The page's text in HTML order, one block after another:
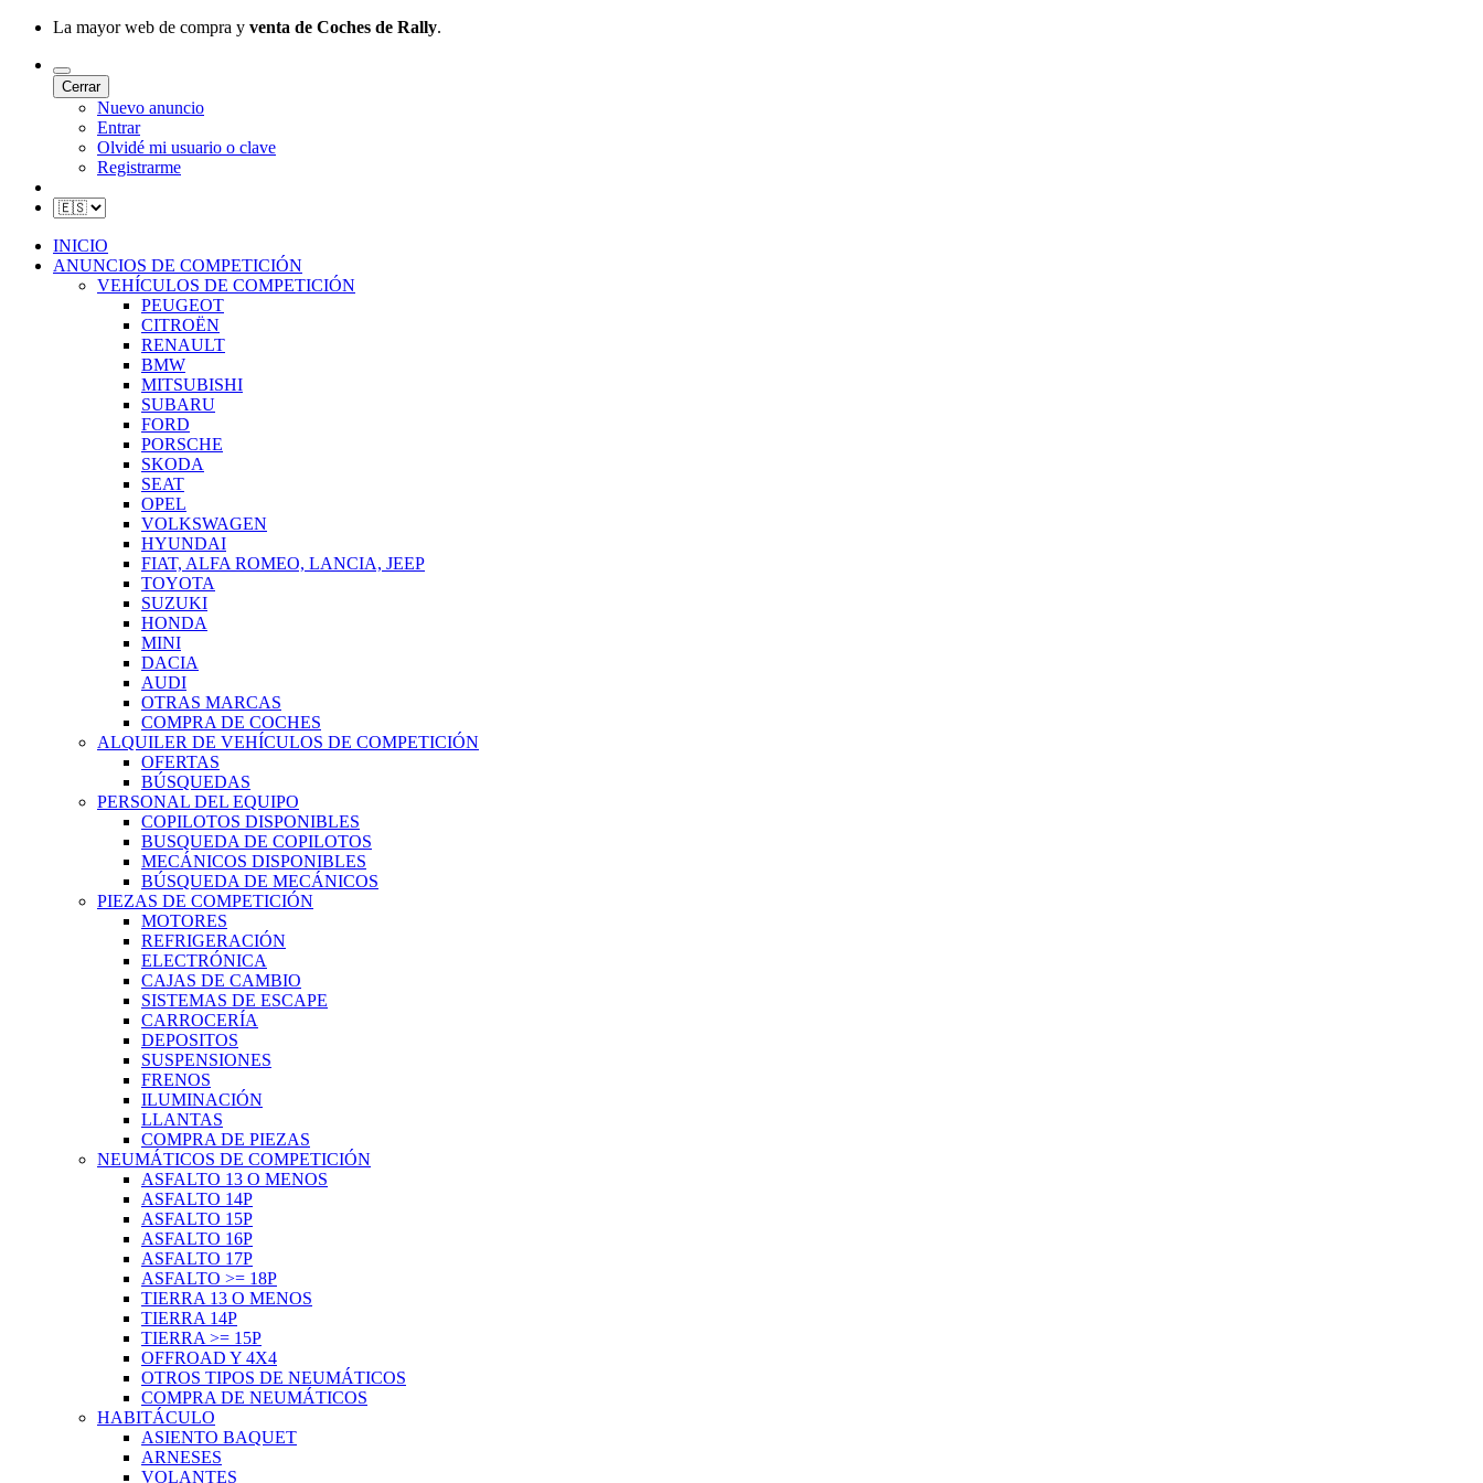
La mayor web de compra y venta de Coches de Rally.
Cerrar
Nuevo anuncio
Entrar
Olvidé mi usuario o clave
Registrarme
INICIO
ANUNCIOS DE COMPETICIÓN
VEHÍCULOS DE COMPETICIÓN
PEUGEOT
CITROËN
RENAULT
BMW
MITSUBISHI
SUBARU
FORD
PORSCHE
SKODA
SEAT
OPEL
VOLKSWAGEN
HYUNDAI
FIAT, ALFA ROMEO, LANCIA, JEEP
TOYOTA
SUZUKI
HONDA
MINI
DACIA
AUDI
OTRAS MARCAS
COMPRA DE COCHES
ALQUILER DE VEHÍCULOS DE COMPETICIÓN
OFERTAS
BÚSQUEDAS
PERSONAL DEL EQUIPO
COPILOTOS DISPONIBLES
BUSQUEDA DE COPILOTOS
MECÁNICOS DISPONIBLES
BÚSQUEDA DE MECÁNICOS
PIEZAS DE COMPETICIÓN
MOTORES
REFRIGERACIÓN
ELECTRÓNICA
CAJAS DE CAMBIO
SISTEMAS DE ESCAPE
CARROCERÍA
DEPOSITOS
SUSPENSIONES
FRENOS
ILUMINACIÓN
LLANTAS
COMPRA DE PIEZAS
NEUMÁTICOS DE COMPETICIÓN
ASFALTO 13 O MENOS
ASFALTO 14P
ASFALTO 15P
ASFALTO 16P
ASFALTO 17P
ASFALTO >= 18P
TIERRA 13 O MENOS
TIERRA 14P
TIERRA >= 15P
OFFROAD Y 4X4
OTROS TIPOS DE NEUMÁTICOS
COMPRA DE NEUMÁTICOS
HABITÁCULO
ASIENTO BAQUET
ARNESES
VOLANTES